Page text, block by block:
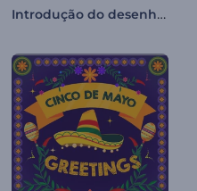
Introdução do desenho animado de Natal alegre